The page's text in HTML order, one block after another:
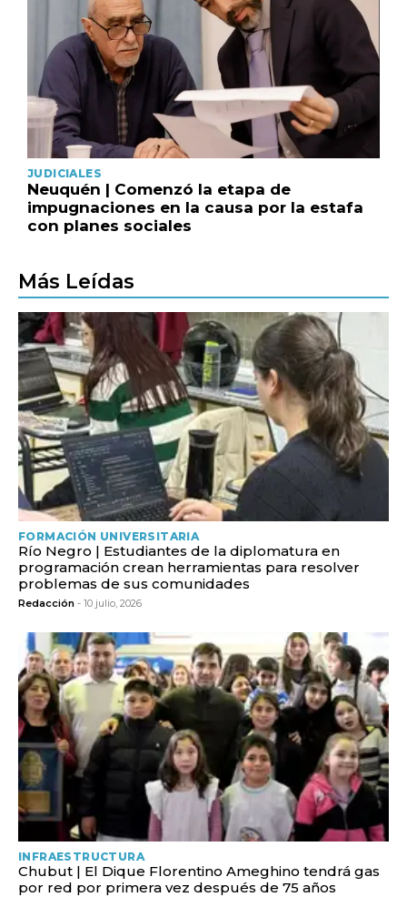
JUDICIALES
Neuquén | Comenzó la etapa de
impugnaciones en la causa por la estafa
con planes sociales
Más Leídas
FORMACIÓN UNIVERSITARIA
Río Negro | Estudiantes de la diplomatura en
programación crean herramientas para resolver
problemas de sus comunidades
Redacción - 10 julio, 2026
INFRAESTRUCTURA
Chubut | El Dique Florentino Ameghino tendrá gas
por red por primera vez después de 75 años